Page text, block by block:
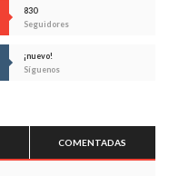
830
Seguidores
¡nuevo!
Síguenos
COMENTADAS